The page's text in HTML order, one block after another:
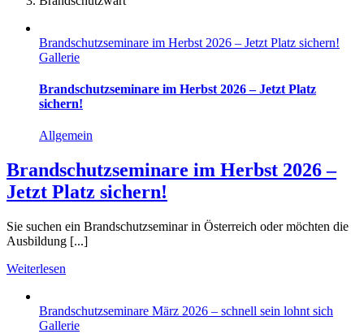
Brandschutzseminare im Herbst 2026 – Jetzt Platz sichern!
Gallerie
Brandschutzseminare im Herbst 2026 – Jetzt Platz
sichern!
Allgemein
Brandschutzseminare im Herbst 2026 –
Jetzt Platz sichern!
Sie suchen ein Brandschutzseminar in Österreich oder möchten die
Ausbildung [...]
Weiterlesen
Brandschutzseminare März 2026 – schnell sein lohnt sich
Gallerie